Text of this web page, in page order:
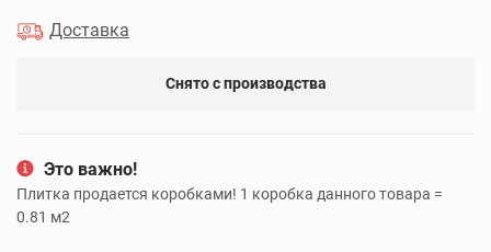
Доставка
Снято с производства
Это важно!
Плитка продается коробками! 1 коробка данного товара =
0.81 м2